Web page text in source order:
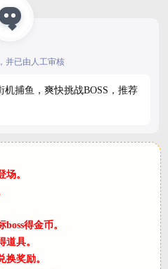
并已由人工审核
捕鱼，爽快挑战BOSS，推荐
。
得金币。
具。
奖励。